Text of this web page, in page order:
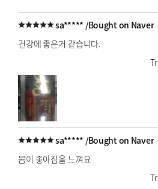
sa***** /Bought on Naver
건강에 좋은거 같습니다.
sa***** /Bought on Naver
몸이 좋아짐을 느껴요